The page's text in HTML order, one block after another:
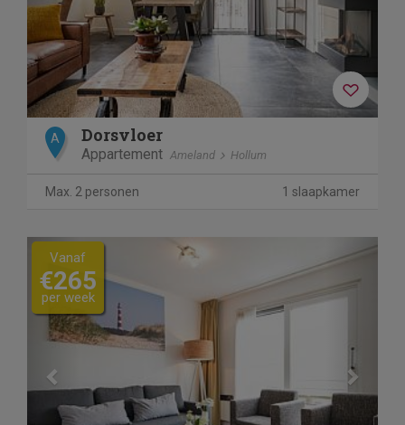
A Dorsvloer
Appartement Ameland Hollum
Max. 2 personen 1 slaapkamer
Previous Next
Vanaf
€265
per week